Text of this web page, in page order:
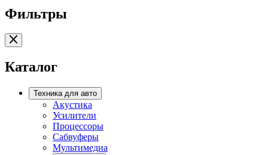
Фильтры
Каталог
Техника для авто
Акустика
Усилители
Процессоры
Сабвуферы
Мультимедиа